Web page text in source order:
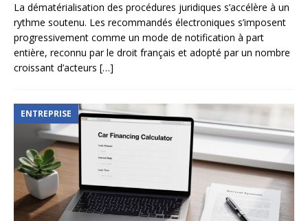
La dématérialisation des procédures juridiques s’accélère à un
rythme soutenu. Les recommandés électroniques s’imposent
progressivement comme un mode de notification à part
entière, reconnu par le droit français et adopté par un nombre
croissant d’acteurs […]
ENTREPRISE